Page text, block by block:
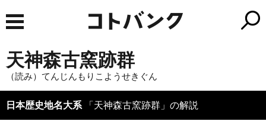
天神森古窯跡群
（読み）てんじんもりこようせきぐん
日本歴史地名大系 「天神森古窯跡群」の解説